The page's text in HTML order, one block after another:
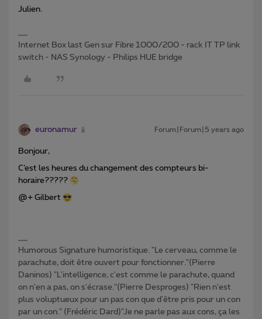
Julien.
Internet Box last Gen sur Fibre 1000/200 - rack IT TP link
switch - NAS Synology - Philips HUE bridge
euronamur Forum|Forum|5 years ago
Bonjour,
C’est les heures du changement des compteurs bi-
horaire?????
@+ Gilbert
Humorous Signature humoristique. "Le cerveau, comme le
parachute, doit être ouvert pour fonctionner."(Pierre
Daninos) "L'intelligence, c'est comme le parachute, quand
on n'en a pas, on s'écrase."(Pierre Desproges) "Rien n'est
plus voluptueux pour un pas con que d'être pris pour un con
par un con." (Frédéric Dard)"Je ne parle pas aux cons, ça les